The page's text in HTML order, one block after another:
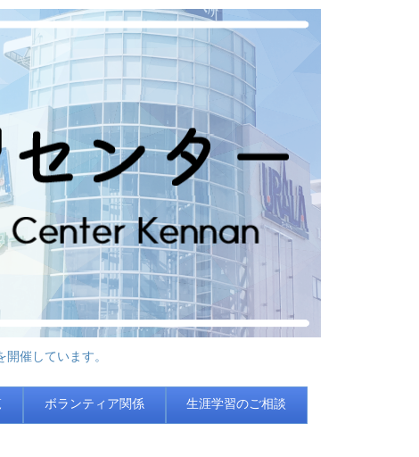
催しています。
ボランティア関係 生涯学習のご相談